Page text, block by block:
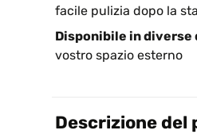
facile pulizia dopo la
Disponibile in diverse
vostro spazio esterno
Descrizione del